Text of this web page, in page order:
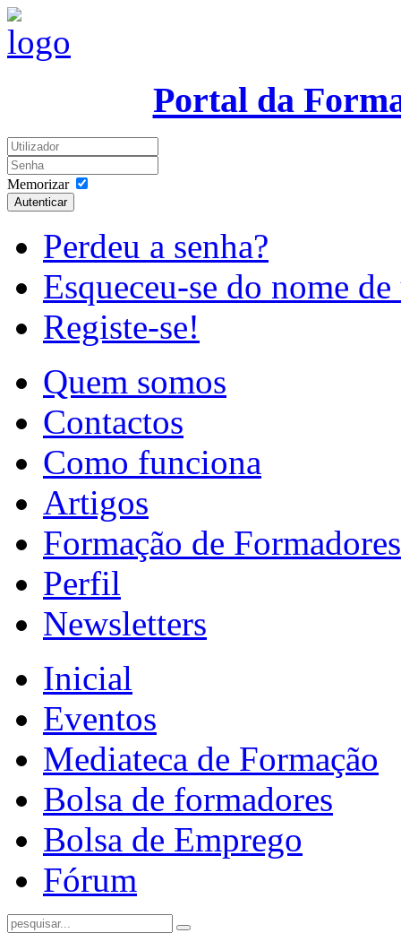
Portal da
Memorizar
Autenticar
Perdeu a senha?
Esqueceu-se do nome
Registe-se!
Quem somos
Contactos
Como funciona
Artigos
Formação de Formadores
Perfil
Newsletters
Inicial
Eventos
Mediateca de Formação
Bolsa de formadores
Bolsa de Emprego
Fórum